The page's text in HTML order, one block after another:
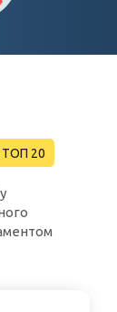
ТОП 20